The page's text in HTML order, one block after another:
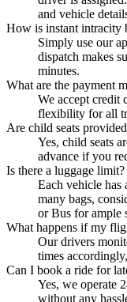
and vehicle
How is instant intracity
Simply use our
dispatch makes
minutes.
What are the payment
We accept credit
flexibility for all
Are child seats
Yes, child seats
advance if you
Is there a luggage limit?
Each vehicle
many bags,
or Bus for ample
What happens if my
Our drivers
times
Can I book a ride for
Yes, we operate
without any